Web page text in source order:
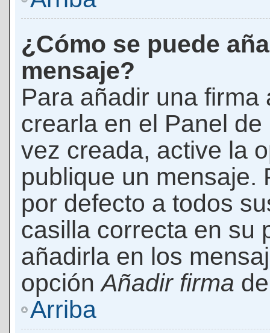
¿Cómo se puede
mensaje?
Para añadir una
crearla en el Panel
vez creada, active la
publique un mensaje.
por defecto a todos
casilla correcta en su
añadirla en los
opciónAñadir firma
Arriba